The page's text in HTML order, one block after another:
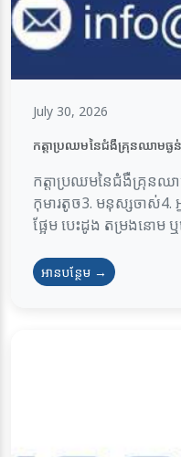
July 30, 2026
កត្តាប្រឈមនៃជំងឺគ្រុនឈាមធ្ងន់
កត្តាប្រឈមនៃជំងឺគ្រុនឈាម
កុមារតូច3. មនុស្សចាស់4.
ផ្អែម បេះដូង តម្រងនោម ឬថ្
អានបន្ថែម →